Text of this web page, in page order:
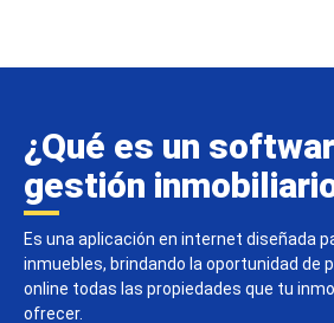
¿Qué es un
gestión
Es una aplicación en internet diseñada
inmuebles, brindando la oportunidad de
online todas las propiedades que tu
ofrecer.